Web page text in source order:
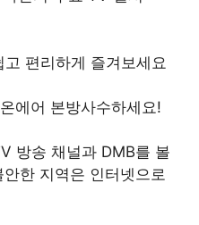
편리하게 즐겨보세요
에어 본방사수하세요!
방송 채널과 DMB를 볼
한 지역은 인터넷으로